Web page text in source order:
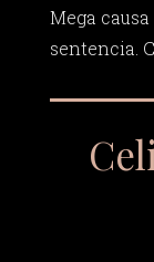
Mega
sentencia.